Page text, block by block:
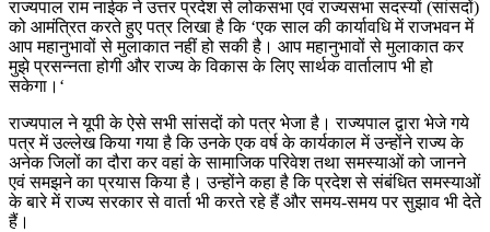
राज्यपाल राम नाईक ने उत्तर प्रदेश से लोकसभा एवं राज्यसभा सदस्यों (सांसदों)
को आमंत्रित करते हुए पत्र लिखा है कि ‘एक साल की कार्यावधि में राजभवन में
आप महानुभावों से मुलाकात नहीं हो सकी है। आप महानुभावों से मुलाकात कर
मुझे प्रसन्नता होगी और राज्य के विकास के लिए सार्थक वार्तालाप भी हो
सकेगा।‘
राज्यपाल ने यूपी के ऐसे सभी सांसदों को पत्र भेजा है। राज्यपाल द्वारा भेजे गये
पत्र में उल्लेख किया गया है कि उनके एक वर्ष के कार्यकाल में उन्होंने राज्य के
अनेक जिलों का दौरा कर वहां के सामाजिक परिवेश तथा समस्याओं को जानने
एवं समझने का प्रयास किया है। उन्होंने कहा है कि प्रदेश से संबंधित समस्याओं
के बारे में राज्य सरकार से वार्ता भी करते रहे हैं और समय-समय पर सुझाव भी देते
हैं।